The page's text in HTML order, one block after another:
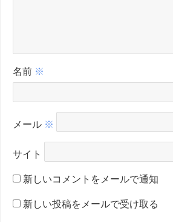
名前 ※
メール ※
サイト
新しいコメントをメールで通知
新しい投稿をメールで受け取る